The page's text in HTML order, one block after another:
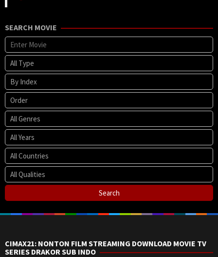
SEARCH MOVIE
CIMAX21: NONTON FILM STREAMING DOWNLOAD MOVIE TV
SERIES DRAKOR SUB INDO